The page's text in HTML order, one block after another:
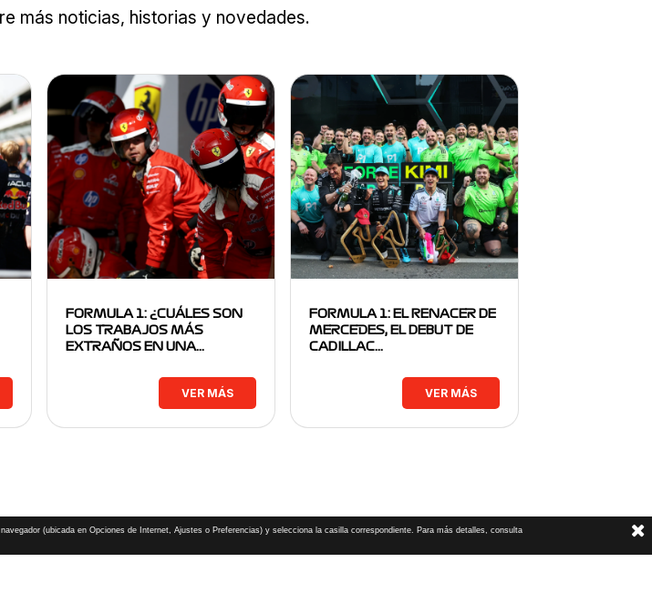
más noticias, historias y novedades.
FORMULA 1: ¿CUÁLES SON
LOS TRABAJOS MÁS
EXTRAÑOS EN UNA…
VER MÁS
FORMULA 1: EL RENACER DE
MERCEDES, EL DEBUT DE
CADILLAC…
VER MÁS
(ubicada en Opciones de Internet, Ajustes o Preferencias) y selecciona la casilla correspondiente. Para más detalles, consulta